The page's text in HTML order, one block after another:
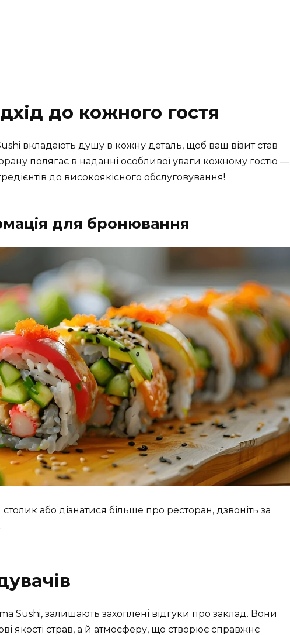
до кожного гостя
вкладають душу в кожну деталь, щоб ваш візит став
полягає в наданні особливої уваги кожному гостю —
до високоякісного обслуговування!
для бронювання
або дізнатися більше про ресторан, дзвоніть за
Sushi, залишають захоплені відгуки про заклад. Вони
якості страв, а й атмосферу, що створює справжнє